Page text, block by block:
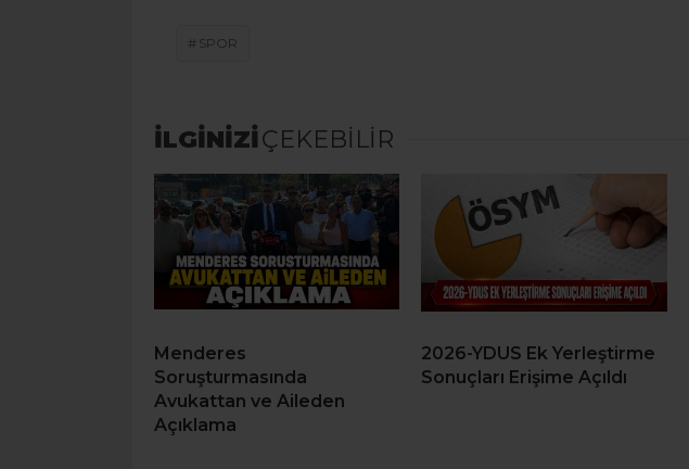
SPOR
İLGİNİZİÇEKEBİLİR
Menderes
Soruşturmasında
Avukattan ve Aileden
Açıklama
2026-YDUS Ek Yerleştirme
Sonuçları Erişime Açıldı